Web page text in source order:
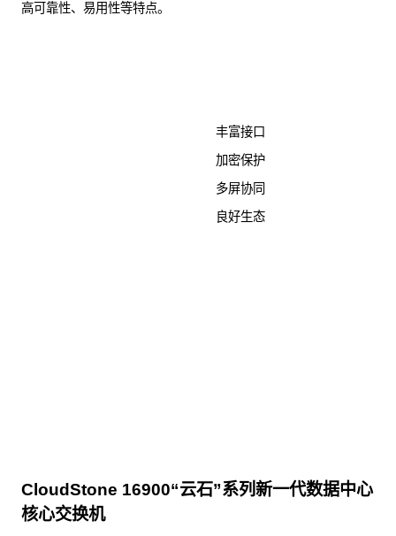
高可靠性、易用性等特点。
丰富接口
加密保护
多屏协同
良好生态
CloudStone 16900“云石”系列新一代数据中心
核心交换机